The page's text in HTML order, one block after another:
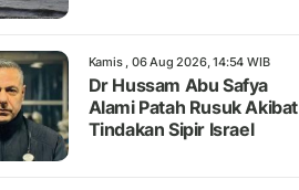
Kamis , 06 Aug 2026, 14:54 WIB
Dr Hussam Abu Safya
Alami Patah Rusuk Akibat
Tindakan Sipir Israel